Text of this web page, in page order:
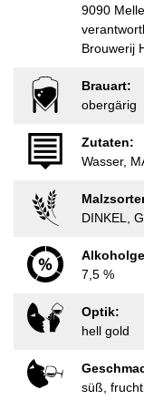
9090 Melle
Brouwerij
Brauart:
obergärig
Zutaten:
Wasser,
DINKEL,
7,5 %
Optik:
hell gold
süß,